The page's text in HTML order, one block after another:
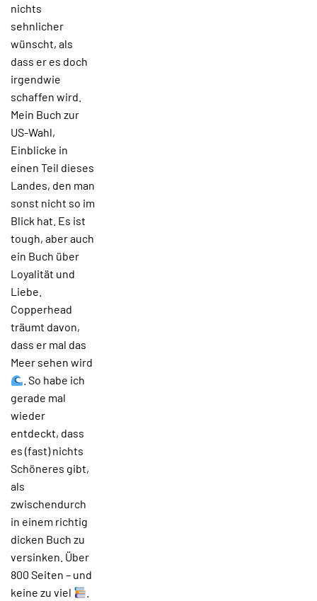
nichts
sehnlicher
wünscht, als
dass er es doch
irgendwie
schaffen wird.
Mein Buch zur
US-Wahl,
Einblicke in
einen Teil dieses
Landes, den man
sonst nicht so im
Blick hat. Es ist
tough, aber auch
ein Buch über
Loyalität und
Liebe.
Copperhead
träumt davon,
dass er mal das
Meer sehen wird
. So habe ich
gerade mal
wieder
entdeckt, dass
es (fast) nichts
Schöneres gibt,
als
zwischendurch
in einem richtig
dicken Buch zu
versinken. Über
800 Seiten – und
keine zu viel